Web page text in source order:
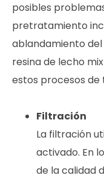
posibles
pretratamiento
ablandamiento del
resina de lecho
estos procesos
Filtración
La filtración
activado. En
de la calidad